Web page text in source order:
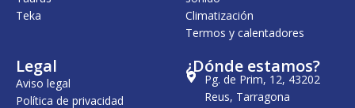
Teka
Climatización
Termos y calentadores
Legal
Aviso legal
Política de privacidad
¿Dónde estamos?
Pg. de Prim, 12, 43202
Reus, Tarragona